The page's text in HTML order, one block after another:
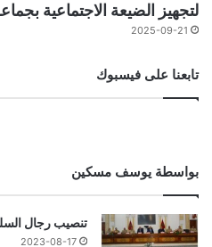
لتجهيز الضيعة الاجتماعية
2025-09-21
تابعنا على فيسبوك
بواسطة يوسف مسكين
تنصيب رجال
2023-08-17